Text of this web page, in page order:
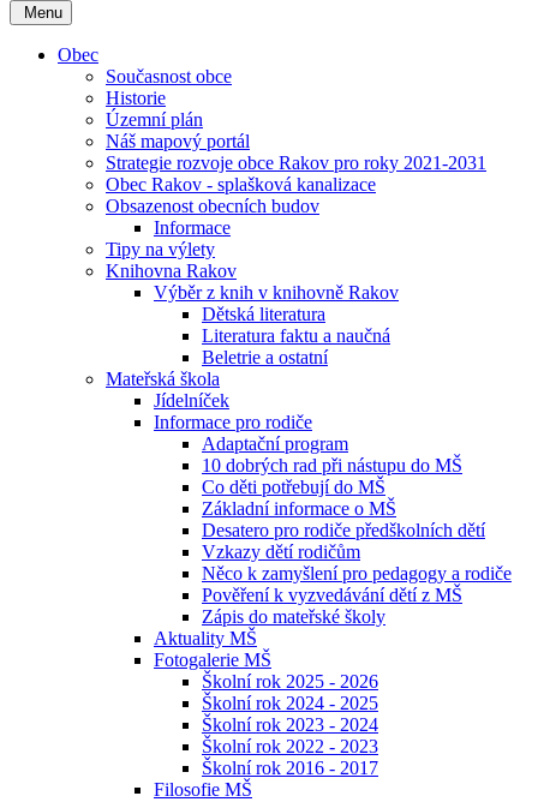
Menu
Obec
Současnost obce
Historie
Územní plán
Náš mapový portál
Strategie rozvoje obce Rakov pro roky 2021-2031
Obec Rakov - splašková kanalizace
Obsazenost obecních budov
Informace
Tipy na výlety
Knihovna Rakov
Výběr z knih v knihovně Rakov
Dětská literatura
Literatura faktu a naučná
Beletrie a ostatní
Mateřská škola
Jídelníček
Informace pro rodiče
Adaptační program
10 dobrých rad při nástupu do MŠ
Co děti potřebují do MŠ
Základní informace o MŠ
Desatero pro rodiče předškolních dětí
Vzkazy dětí rodičům
Něco k zamyšlení pro pedagogy a rodiče
Pověření k vyzvedávání dětí z MŠ
Zápis do mateřské školy
Aktuality MŠ
Fotogalerie MŠ
Školní rok 2025 - 2026
Školní rok 2024 - 2025
Školní rok 2023 - 2024
Školní rok 2022 - 2023
Školní rok 2016 - 2017
Filosofie MŠ